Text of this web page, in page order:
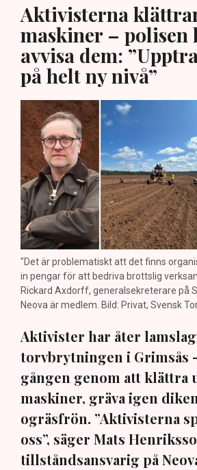
Aktivisterna
maskiner – polisen
avvisa dem:
på helt ny nivå”
"Det är problematiskt att det finns
in pengar för att bedriva brottslig
Rickard Axdorff, generalsekreterare på
Neova är medlem. Bild: Privat, Svensk
Aktivister har åter
torvbrytningen i Grimsås
gången genom att klättra
maskiner, gräva igen
ogräsfrön. ”Aktivisterna
oss”, säger Mats
tillståndsansvarig på